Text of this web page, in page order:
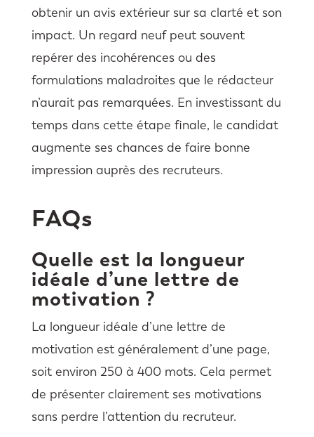
obtenir un avis extérieur sur sa clarté et son
impact. Un regard neuf peut souvent
repérer des incohérences ou des
formulations maladroites que le rédacteur
n’aurait pas remarquées. En investissant du
temps dans cette étape finale, le candidat
augmente ses chances de faire bonne
impression auprès des recruteurs.
FAQs
Quelle est la longueur
idéale d’une lettre de
motivation ?
La longueur idéale d’une lettre de
motivation est généralement d’une page,
soit environ 250 à 400 mots. Cela permet
de présenter clairement ses motivations
sans perdre l’attention du recruteur.